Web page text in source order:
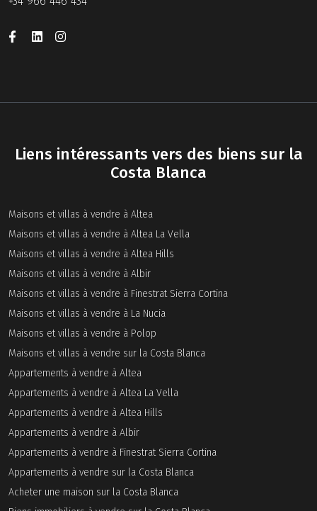
Liens intéressants vers des biens sur la
Costa Blanca
Maisons et villas à vendre à Altea
Maisons et villas à vendre à Altea La Vella
Maisons et villas à vendre à Altea Hills
Maisons et villas à vendre à Albir
Maisons et villas à vendre à Finestrat Sierra Cortina
Maisons et villas à vendre à La Nucia
Maisons et villas à vendre à Polop
Maisons et villas à vendre sur la Costa Blanca
Appartements à vendre à Altea
Appartements à vendre à Altea La Vella
Appartements à vendre à Altea Hills
Appartements à vendre à Albir
Appartements à vendre à Finestrat Sierra Cortina
Appartements à vendre sur la Costa Blanca
Acheter une maison sur la Costa Blanca